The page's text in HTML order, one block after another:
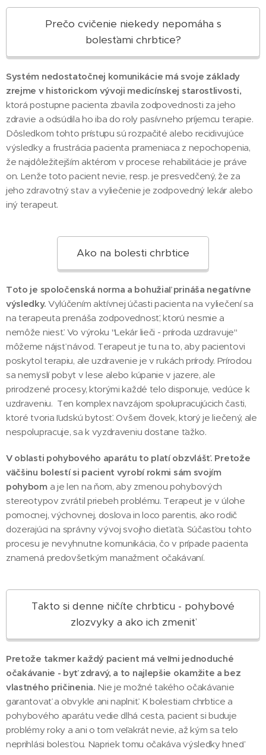
Prečo cvičenie niekedy nepomáha s
bolesťami chrbtice?
Systém nedostatočnej komunikácie má svoje základy
zrejme v historickom vývoji medicínskej starostlivosti,
ktorá postupne pacienta zbavila zodpovednosti za jeho
zdravie a odsúdila ho iba do roly pasívneho príjemcu terapie.
Dôsledkom tohto prístupu sú rozpačité alebo recidivujúce
výsledky a frustrácia pacienta prameniaca z nepochopenia,
že najdôležitejším aktérom v procese rehabilitácie je práve
on. Lenže toto pacient nevie, resp. je presvedčený, že za
jeho zdravotný stav a vyliečenie je zodpovedný lekár alebo
iný terapeut.
Ako na bolesti chrbtice
Toto je spoločenská norma a bohužiaľ prináša negatívne
výsledky. Vylúčením aktívnej účasti pacienta na vyliečení sa
na terapeuta prenáša zodpovednosť, ktorú nesmie a
nemôže niesť. Vo výroku "Lekár lieči - príroda uzdravuje"
môžeme nájsť návod. Terapeut je tu na to, aby pacientovi
poskytol terapiu, ale uzdravenie je v rukách prírody. Prírodou
sa nemyslí pobyt v lese alebo kúpanie v jazere, ale
prirodzené procesy, ktorými každé telo disponuje, vedúce k
uzdraveniu. Ten komplex navzájom spolupracujúcich časti,
ktoré tvoria ľudskú bytosť. Ovšem človek, ktorý je liečený, ale
nespolupracuje, sa k vyzdraveniu dostane ťažko.
V oblasti pohybového aparátu to platí obzvlášť. Pretože
väčšinu bolestí si pacient vyrobí rokmi sám svojím
pohyboma je len na ňom, aby zmenou pohybových
stereotypov zvrátil priebeh problému. Terapeut je v úlohe
pomocnej, výchovnej, doslova in loco parentis, ako rodič
dozerajúci na správny vývoj svojho dieťaťa. Súčasťou tohto
procesu je nevyhnutne komunikácia, čo v prípade pacienta
znamená predovšetkým manažment očakávaní.
Takto si denne ničíte chrbticu - pohybové
zlozvyky a ako ich zmeniť
Pretože takmer každý pacient má veľmi jednoduché
očakávanie - byť zdravý, a to najlepšie okamžite a bez
vlastného pričinenia. Nie je možné takého očakávanie
garantovať a obvykle ani naplniť. K bolestiam chrbtice a
pohybového aparátu vedie dlhá cesta, pacient si buduje
problémy roky a ani o tom veľakrát nevie, až kým sa telo
neprihlási bolesťou. Napriek tomu očakáva výsledky hneď